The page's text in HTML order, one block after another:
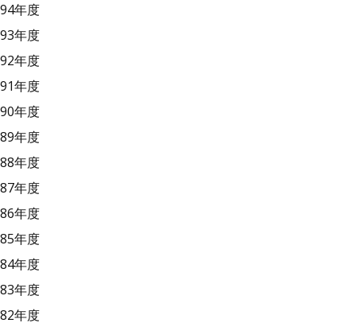
94年度
93年度
92年度
91年度
90年度
89年度
88年度
87年度
86年度
85年度
84年度
83年度
82年度